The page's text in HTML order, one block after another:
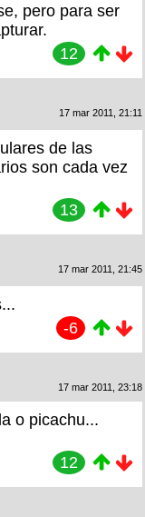
pero para ser
12
17 mar 2011, 21:11
de las
son cada vez
13
17 mar 2011, 21:45
-6
17 mar 2011, 23:18
o picachu...
12